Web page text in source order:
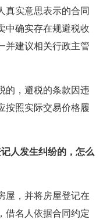
真实意思表示的合同
中确实存在规避税收
并建议相关行政主管
的，避税的条款因违
按照实际交易价格履
人发生纠纷的，怎么
屋，并将房屋登记在
借名人依据合同约定